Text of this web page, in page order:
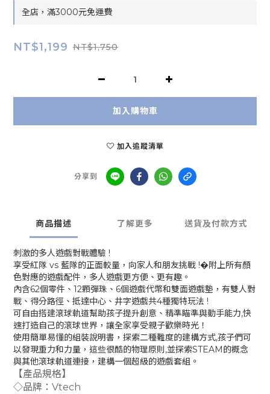
全店，滿3000元免運費
NT$1,199 NT$1,750
加入購物車
加入追蹤清單
分享到
商品描述 了解更多 送貨及付款方式
刺激的多人遊戲對戰體驗 !
享受紅隊 vs 藍隊的正面較量，向家人和朋友挑戰 !�附上所有顏
色對應的遊戲配件，多人遊戲更方便、更有趣。
內含62個零件、12顆彈珠、6個遊戲代幣和雙面遊戲墊，有雙人對
戰、得分路徑、抵達中心、井字遊戲共4種獨特玩法 !
可自由搭建滾球軌道幫助孩子提升創意、精準瞄準與動手能力,快
速打造自己的滾球世界，讓全家享受親子歡樂時光！
使用簡單易懂的組裝說明書，探索二種難度的建構方式,孩子們可
以發現重力和力量，這些很酷的物理原則,並探索STEAM的概念
與其他滾球軌道連接，建構一個超級的遊戲套組。
【產品規格】
◇品牌：Vtech